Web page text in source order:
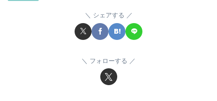
シェアする
フォローする